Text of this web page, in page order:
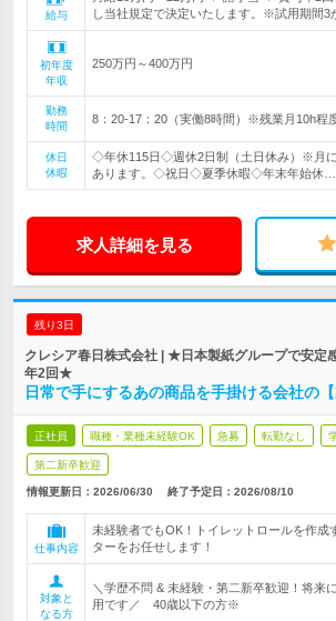
給与
し当社規定で決定いたします。※試用期間3
初年度
年収
250万円～400万円
勤務
時間
8：20-17：20（実働8時間）※残業月10h程
休日
休暇
◇年休115日◇週休2日制（土日休み）※月
あります。◇祝日◇夏季休暇◇年末年始休…
求人詳細を見る
残り3日
クレシア春日株式会社 | ★日本製紙グループで安
年2回★
日常で手にするあの商品を手掛ける会社の【
正社員 職種・業種未経験OK 急募 転勤なし
第二新卒歓迎
情報更新日：2026/06/30 終了予定日： 2026/08/10
仕事内容
未経験者でもOK！トイレットロールを作成
ターをお任せします！
対象と
なる方
＼学歴不問 & 未経験・第二新卒歓迎！将来
用です／ 40歳以下の方※